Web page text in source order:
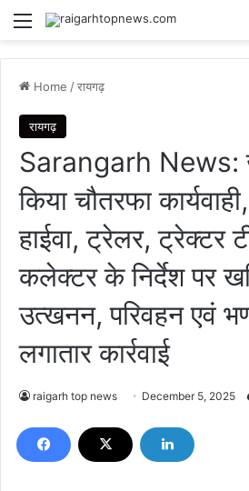
Menu
Home /रायगढ़
रायगढ़
Sarangarh News:
किया चौतरफा
हाईवा, ट्रेलर, ट्रेक्टर
कलेक्टर के निर्देश पर
उत्खनन, परिवहन एवं
लगातार कार्रवाई
raigarh top news December 5, 2025